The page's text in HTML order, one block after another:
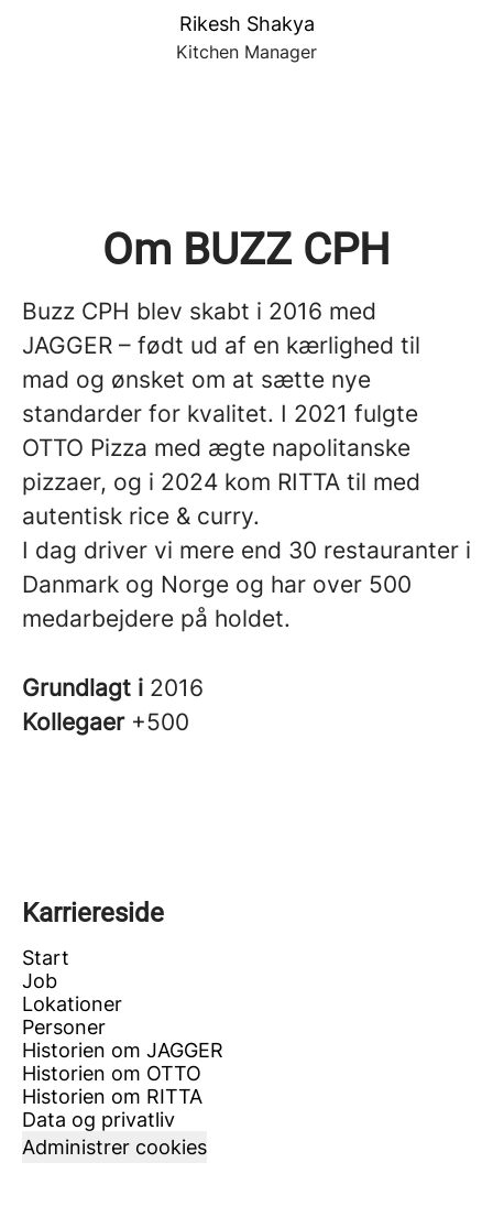
Rikesh Shakya
Kitchen Manager
Om BUZZ CPH
Buzz CPH blev skabt i 2016 med
JAGGER – født ud af en kærlighed til
mad og ønsket om at sætte nye
standarder for kvalitet. I 2021 fulgte
OTTO Pizza med ægte napolitanske
pizzaer, og i 2024 kom RITTA til med
autentisk rice & curry.
I dag driver vi mere end 30 restauranter i
Danmark og Norge og har over 500
medarbejdere på holdet.
Grundlagt i 2016
Kollegaer +500
Karriereside
Start
Job
Lokationer
Personer
Historien om JAGGER
Historien om OTTO
Historien om RITTA
Data og privatliv
Administrer cookies